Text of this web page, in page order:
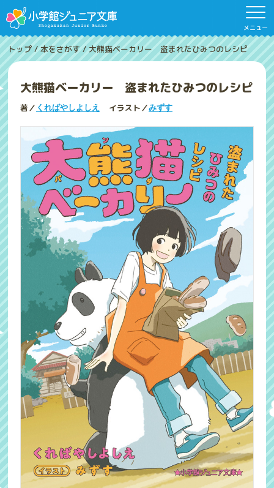
メニュー
トップ /本をさがす /大熊猫ベーカリー 盗まれたひみつのレシピ
大熊猫ベーカリー 盗まれたひみつのレシピ
著／ くればやしよしえ イラスト／みずす